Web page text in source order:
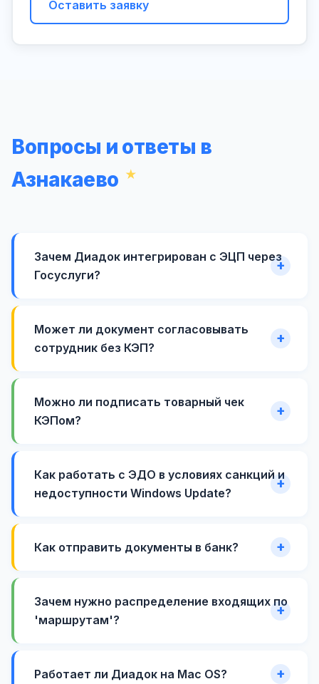
Оставить заявку
Вопросы и ответы в
Азнакаево
Зачем Диадок интегрирован с ЭЦП через
Госуслуги?
Может ли документ согласовывать
сотрудник без КЭП?
Можно ли подписать товарный чек
КЭПом?
Как работать с ЭДО в условиях санкций и
недоступности Windows Update?
Как отправить документы в банк?
Зачем нужно распределение входящих по
'маршрутам'?
Работает ли Диадок на Mac OS?